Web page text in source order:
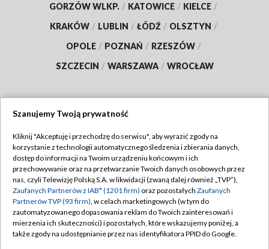
GORZÓW WLKP. / KATOWICE / KIELCE /
KRAKÓW / LUBLIN / ŁÓDŹ / OLSZTYN /
OPOLE / POZNAŃ / RZESZÓW /
SZCZECIN / WARSZAWA / WROCŁAW
TVP
Abonament TVP
Emisja w TVP
Centrum informacji TVP
Naziemna Telewizja Cyfrowa
Regulamin TVP
Polityka prywatności
Moje zgody
Pomoc
Szanujemy Twoją prywatność
Kliknij "Akceptuję i przechodzę do serwisu", aby wyrazić zgody na
korzystanie z technologii automatycznego śledzenia i zbierania danych,
dostęp do informacji na Twoim urządzeniu końcowym i ich
przechowywanie oraz na przetwarzanie Twoich danych osobowych przez
nas, czyli Telewizję Polską S.A. w likwidacji (zwaną dalej również „TVP”),
Zaufanych Partnerów z IAB* (1201 firm) oraz pozostałych Zaufanych
Partnerów TVP (93 firm), w celach marketingowych (w tym do
zautomatyzowanego dopasowania reklam do Twoich zainteresowań i
mierzenia ich skuteczności) i pozostałych, które wskazujemy poniżej, a
także zgody na udostępnianie przez nas identyfikatora PPID do Google.